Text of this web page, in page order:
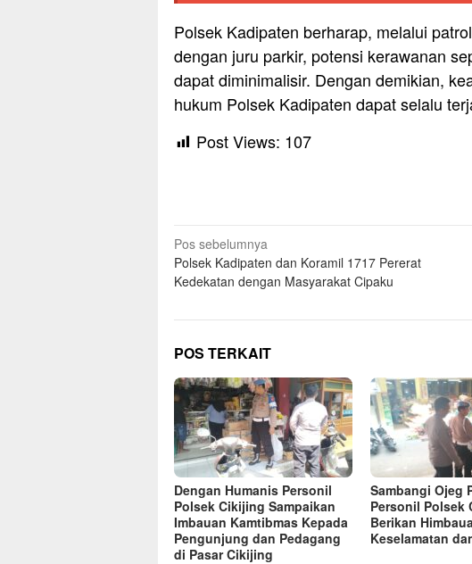
Polsek Kadipaten berharap, melalui
dengan juru parkir, potensi kerawanan
dapat diminimalisir. Dengan demikian,
hukum Polsek Kadipaten dapat selalu
Post Views: 107
Navigasi
pos
Pos sebelumnya
Polsek Kadipaten dan Koramil 1717 Pererat
Kedekatan dengan Masyarakat Cipaku
POS TERKAIT
Dengan Humanis Personil
Polsek Cikijing Sampaikan
Imbauan Kamtibmas Kepada
Pengunjung dan Pedagang
di Pasar Cikijing
Sambangi Ojeg
Personil Polsek
Berikan
Keselamatan